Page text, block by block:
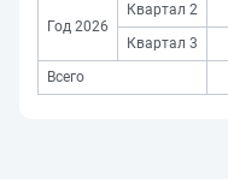
Год 2026
Квартал 2
Квартал 3
Всего